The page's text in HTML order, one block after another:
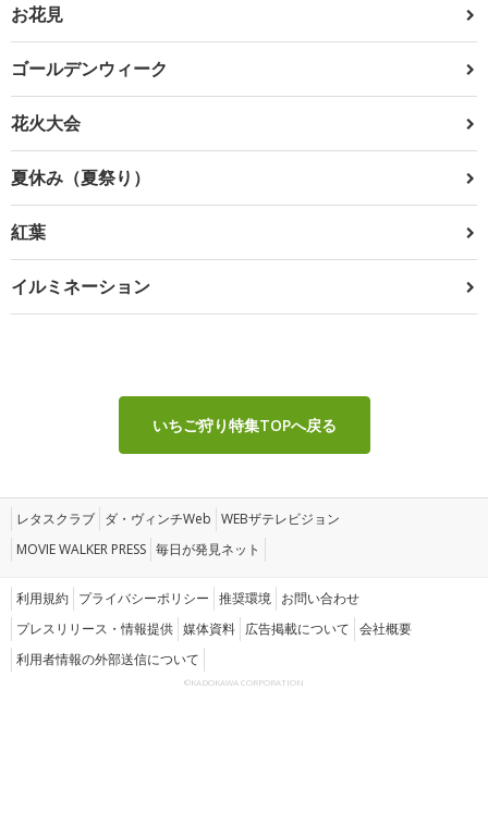
お花見
ゴールデンウィーク
花火大会
夏休み（夏祭り）
紅葉
イルミネーション
いちご狩り特集TOPへ戻る
レタスクラブ ダ・ヴィンチWeb WEBザテレビジョン
MOVIE WALKER PRESS 毎日が発見ネット
利用規約 プライバシーポリシー 推奨環境 お問い合わせ
プレスリリース・情報提供 媒体資料 広告掲載について 会社概要
利用者情報の外部送信について
©KADOKAWA CORPORATION